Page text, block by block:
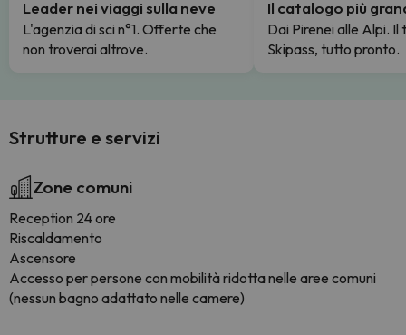
Leader nei viaggi sulla neve
L'agenzia di sci n°1. Offerte che
non troverai altrove.
Il catalogo più
Dai Pirenei alle Alpi. Il
Skipass, tutto pronto.
Strutture e servizi
Zone comuni
Reception 24 ore
Riscaldamento
Ascensore
Accesso per persone con mobilità ridotta nelle aree comuni
(nessun bagno adattato nelle camere)